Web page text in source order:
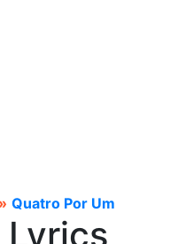
» Quatro Por Um